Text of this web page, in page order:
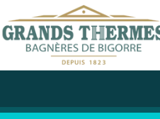
au
contenu
principal
Panneau de gestion des cookies